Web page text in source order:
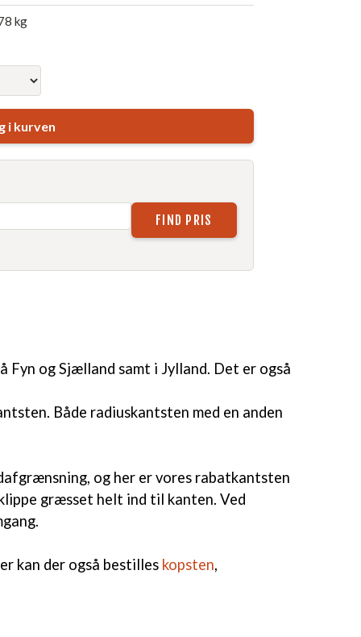
kg
i kurven
og Sjælland samt i Jylland. Det er også
Både radiuskantsten med en anden
og her er vores rabatkantsten
græsset helt ind til kanten. Ved
kan der også bestilles kopsten,